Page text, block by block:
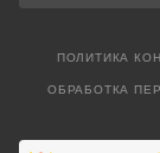
ПОЛИТИКА
ОБРАБОТКА